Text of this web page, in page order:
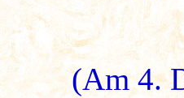
(Am 4.